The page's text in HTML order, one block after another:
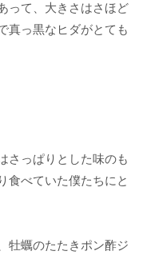
って、大きさはさほど
真っ黒なヒダがとても
さっぱりとした味のも
食べていた僕たちにと
牡蠣のたたきポン酢ジ